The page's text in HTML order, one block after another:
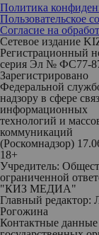
Политика
Пользовательское
Согласие на
Сетевое издание
Регистрационный
серия Эл № ФС77-
Зарегистрировано
Федеральной
надзору в сфере
информационных
технологий и
коммуникаций
(Роскомнадзор)
18+
Учредитель:
ограниченной
"КИЗ МЕДИА"
Главный редактор:
Рогожина
Контактные данные